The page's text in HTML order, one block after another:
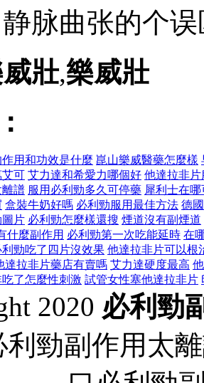
脉曲张的个
壯,樂威壯
用和功效是什麼 崑山樂威醫藥怎麼樣
可 艾力達和希愛力哪個好 他達拉非
離譜 服用必利勁多久可停藥 犀利士在
盒裝牛奶好嗎 必利勁服用最佳方法 德
圖片 必利勁怎麼樣還搜 煙道沒有副煙道
什麼副作用 必利勁第一次吃能延時 在
利勁吃了四片沒效果 他達拉非片可以根
達拉非片藥店有賣嗎 艾力達硬度最高
了怎麼性刺激 試管女性塞他達拉非片
2020 必利勁
利勁副作用太